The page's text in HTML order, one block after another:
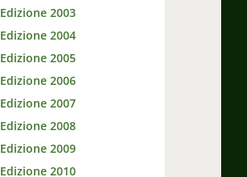
Edizione 2003
Edizione 2004
Edizione 2005
Edizione 2006
Edizione 2007
Edizione 2008
Edizione 2009
Edizione 2010